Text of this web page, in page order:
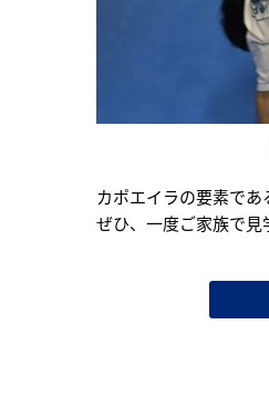
カポエイラの要素で
ぜひ、一度ご家族で見